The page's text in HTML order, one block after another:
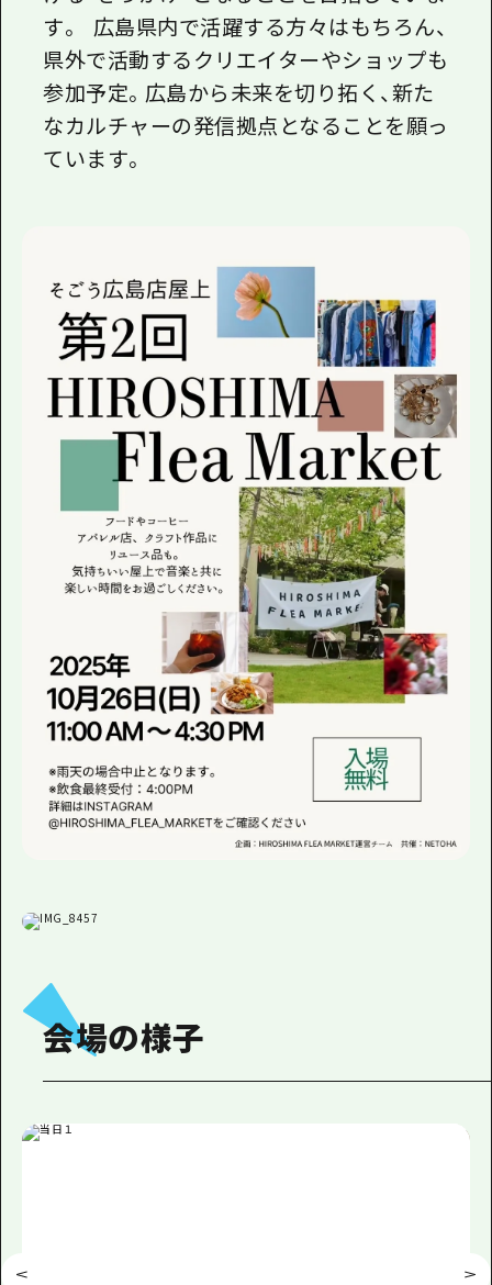
す。 広島県内で活躍する方々はもちろん、
県外で活動するクリエイターやショップも
参加予定。広島から未来を切り拓く、新た
なカルチャーの発信拠点となることを願っ
ています。
会場の様子